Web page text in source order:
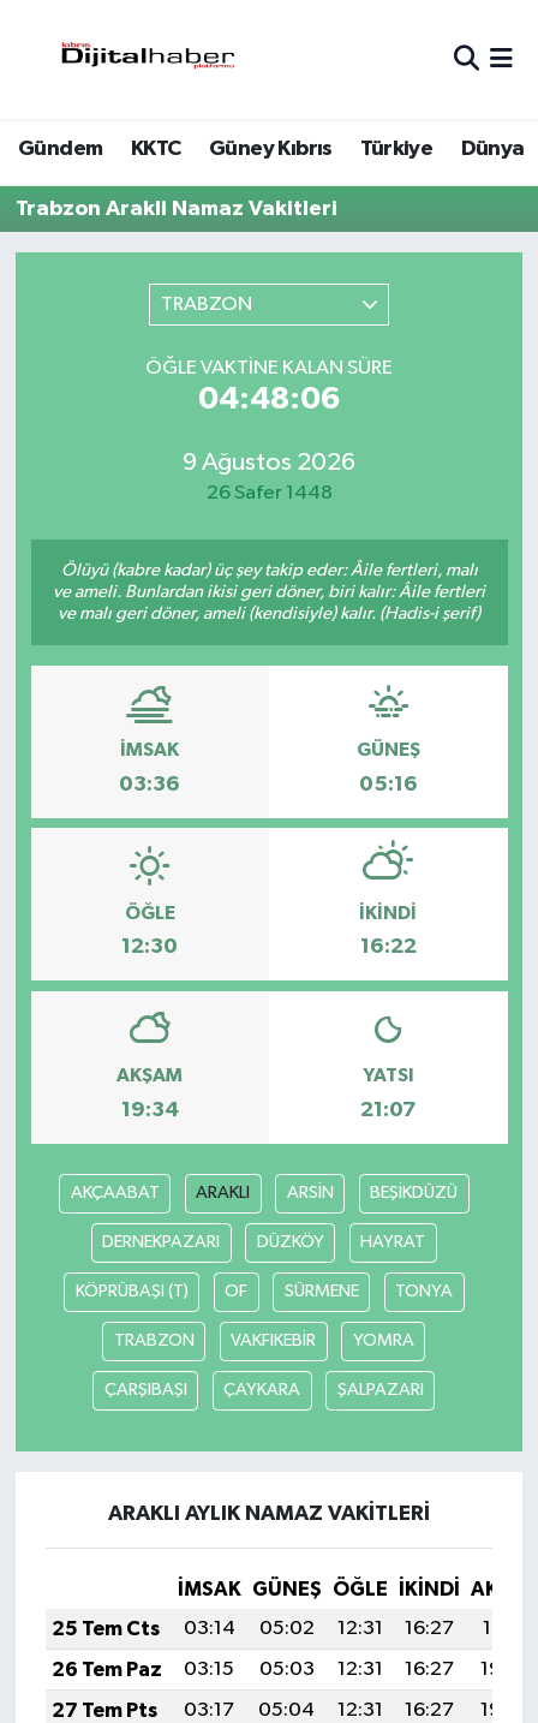
Gündem KKTC Güney Kıbrıs Türkiye Dünya
Trabzon Arakli Namaz Vakitleri
TRABZON
ÖĞLE VAKTINE KALAN SÜRE
04:48:06
9 Ağustos 2026
26 Safer 1448
Ölüyü (kabre kadar) üç şey takip eder: Âile fertleri, malı
ve ameli. Bunlardan ikisi geri döner, biri kalır: Âile fertleri
ve malı geri döner, ameli (kendisiyle) kalır. (Hadis-i şerif)
İMSAK
03:36
GÜNEŞ
05:16
ÖĞLE
12:30
İKINDI
16:22
AKŞAM
19:34
YATSI
21:07
AKÇAABAT ARAKLI ARSİN BEŞİKDÜZÜ
DERNEKPAZARI DÜZKÖY HAYRAT
KÖPRÜBAŞI (T) OF SÜRMENE TONYA
TRABZON VAKFIKEBİR YOMRA
ÇARŞIBAŞI ÇAYKARA ŞALPAZARI
ARAKLI AYLIK NAMAZ VAKITLERI
İMSAK GÜNEŞ ÖĞLE İKINDI
25 Tem Cts
03:14 05:02 12:31 16:27
19:51
26 Tem Paz
03:15 05:03 12:31 16:27
19:50
27 Tem Pts
03:17 05:04 12:31 16:27
19:49
Trafik Durumu
Süper Lig Puan Durumu ve Fikstür